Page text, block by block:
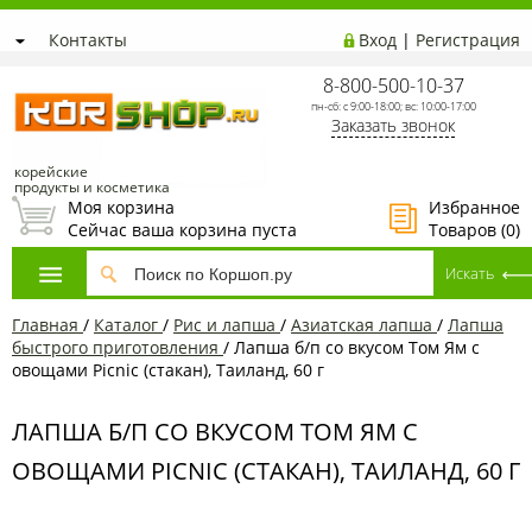
Контакты Вход | Регистрация
корейские
продукты и косметика
8-800-500-10-37
пн-сб: с 9:00-18:00; вс: 10:00-17:00
Заказать звонок
Избранное
Товаров (0)
Моя корзина
Сейчас ваша корзина пуста
Главная / Каталог / Рис и лапша / Азиатская лапша / Лапша
быстрого приготовления / Лапша б/п со вкусом Том Ям с
овощами Picnic (стакан), Таиланд, 60 г
ЛАПША Б/П СО ВКУСОМ ТОМ ЯМ С
ОВОЩАМИ PICNIC (СТАКАН), ТАИЛАНД, 60 Г